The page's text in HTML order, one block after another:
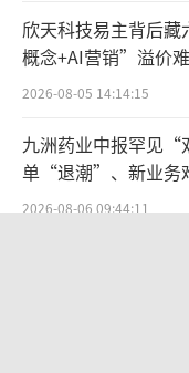
到目前为止
超过4500家，
家。根据窄门
新增了2317家门
一路狂奔的
欣天科技易主背后
概念+AI营销”溢价
验
2026-08-05 14:14:15
九洲药业中报罕见
单“退潮”、新业
难关待闯
2026-08-06 09:44:11